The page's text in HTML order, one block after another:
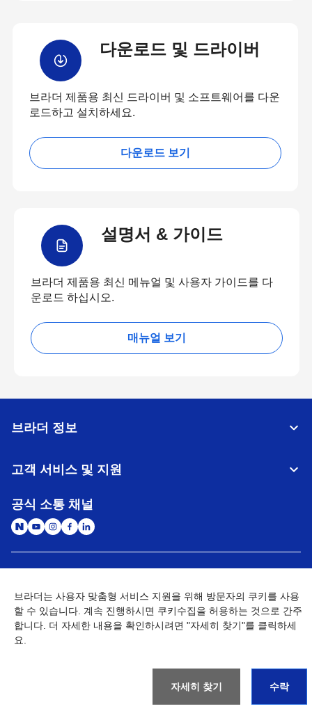
다운로드 및 드라이버
브라더 제품용 최신 드라이버 및 소프트웨어를 다운
로드하고 설치하세요.
다운로드 보기
설명서 & 가이드
브라더 제품용 최신 메뉴얼 및 사용자 가이드를 다
운로드 하십시오.
매뉴얼 보기
브라더 정보
고객 서비스 및 지원
공식 소통 채널
개인정보처리방침 이용약관
사이트맵
개인정보취급방침 (Brother Industries, Ltd.)
Go to Global Site
브라더는 사용자 맞춤형 서비스 지원을 위해 방문자의 쿠키를 사용
할 수 있습니다. 계속 진행하시면 쿠키수집을 허용하는 것으로 간주
합니다. 더 자세한 내용을 확인하시려면 "자세히 찾기"를 클릭하세
요.
자세히 찾기 수락